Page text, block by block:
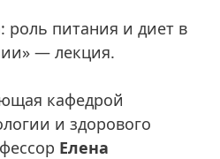
питания и диет в
— лекция.
кафедрой
и здорового
Елена